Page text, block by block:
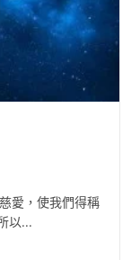
愛，使我們得稱
以...